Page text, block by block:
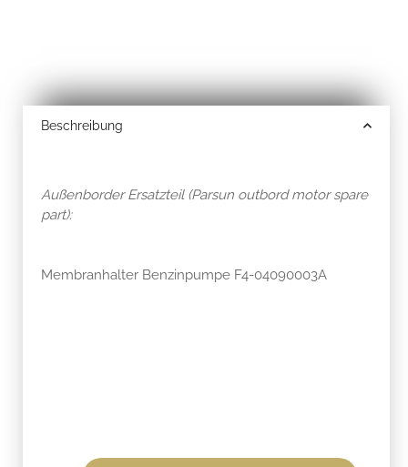
Beschreibung
Außenborder Ersatzteil (Parsun outbord motor spare
part):
Membranhalter Benzinpumpe F4-04090003A